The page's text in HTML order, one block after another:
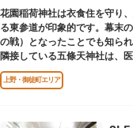
から「アメヤ横丁（飴屋通り
には、アメリカ進駐軍の放出
（アメリカ通り）」と呼ばれ
され、今の「アメ横」になっ
花園稲荷神社は衣食住を守り
る東参道が印象的です。幕末
の戦）となったことでも知ら
隣接している五條天神社は、
祈願の参拝者が多く、相殿に
境内がつながっており、まる
すが、それぞれ別々の由緒の
上野・御徒町エリア